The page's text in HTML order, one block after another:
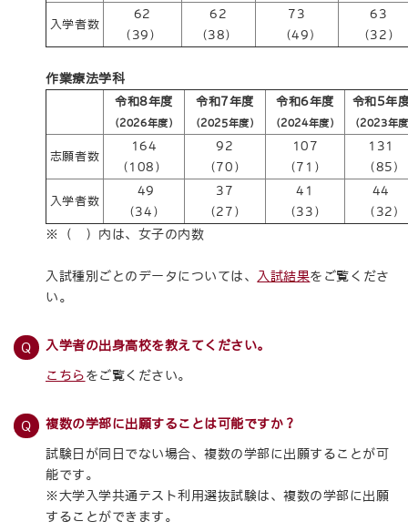
入学者数
62
（39）
62
（38）
73
（49)
63
（32）
作業療法学科
令和8年度
（2026年度）
令和7年度
（2025年度）
令和6年度
（2024年度）
令和5年
（2023年
志願者数
164
（108）
92
（70）
107
（71）
131
（85)
入学者数
49
（34）
37
（27）
41
（33）
44
（32)
※（ ）内は、女子の内数
入試種別ごとのデータについては、 入試結果をご覧くださ
い。
入学者の出身高校を教えてください。
こちら をご覧ください。
複数の学部に出願することは可能ですか？
試験日が同日でない場合、複数の学部に出願することが可
能です。
※大学入学共通テスト利用選抜試験は、複数の学部に出願
することができます。